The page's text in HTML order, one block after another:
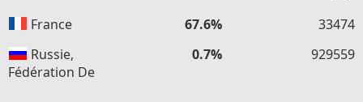
France 67.6%
33474
Russie,
Fédération De
0.7% 929559